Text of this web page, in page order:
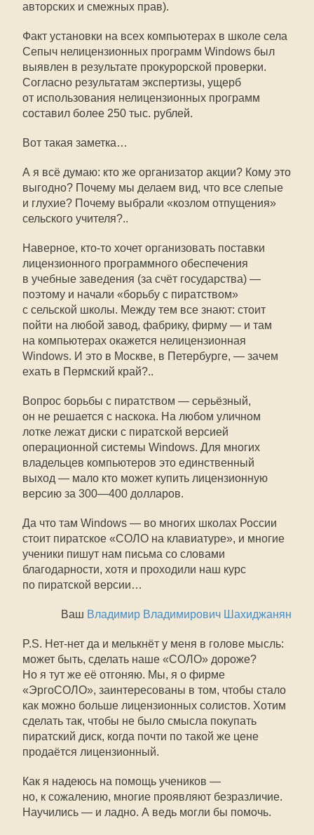
авторских и смежных прав).
Факт установки на всех компьютерах в школе села
Сепыч нелицензионных программ Windows был
выявлен в результате прокурорской проверки.
Согласно результатам экспертизы, ущерб
от использования нелицензионных программ
составил более 250 тыс. рублей.
Вот такая заметка…
А я всё думаю: кто же организатор акции? Кому это
выгодно? Почему мы делаем вид, что все слепые
и глухие? Почему выбрали «козлом отпущения»
сельского учителя?..
Наверное, кто-то хочет организовать поставки
лицензионного программного обеспечения
в учебные заведения (за счёт государства) —
поэтому и начали «борьбу с пиратством»
с сельской школы. Между тем все знают: стоит
пойти на любой завод, фабрику, фирму — и там
на компьютерах окажется нелицензионная
Windows. И это в Москве, в Петербурге, — зачем
ехать в Пермский край?..
Вопрос борьбы с пиратством — серьёзный,
он не решается с наскока. На любом уличном
лотке лежат диски с пиратской версией
операционной системы Windows. Для многих
владельцев компьютеров это единственный
выход — мало кто может купить лицензионную
версию за 300—400 долларов.
Да что там Windows — во многих школах России
стоит пиратское «СОЛО на клавиатуре», и многие
ученики пишут нам письма со словами
благодарности, хотя и проходили наш курс
по пиратской версии…
Ваш Владимир Владимирович Шахиджанян
P.S. Нет-нет да и мелькнёт у меня в голове мысль:
может быть, сделать наше «СОЛО» дороже?
Но я тут же её отгоняю. Мы, я о фирме
«ЭргоСОЛО», заинтересованы в том, чтобы стало
как можно больше лицензионных солистов. Хотим
сделать так, чтобы не было смысла покупать
пиратский диск, когда почти по такой же цене
продаётся лицензионный.
Как я надеюсь на помощь учеников —
но, к сожалению, многие проявляют безразличие.
Научились — и ладно. А ведь могли бы помочь.